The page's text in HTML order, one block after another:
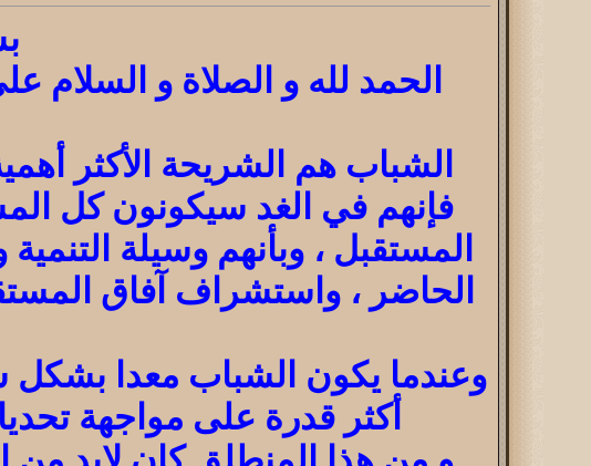
الحمد لله و الصلاة و السلام
الشباب هم الشريحة الأكثر
فإنهم في الغد سيكونون كل
المستقبل ، وبأنهم وسيلة
الحاضر ، واستشراف آفاق
وعندما يكون الشباب معدا بشكل
أكثر قدرة على مواجهة